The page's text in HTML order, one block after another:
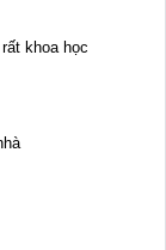
khoa học